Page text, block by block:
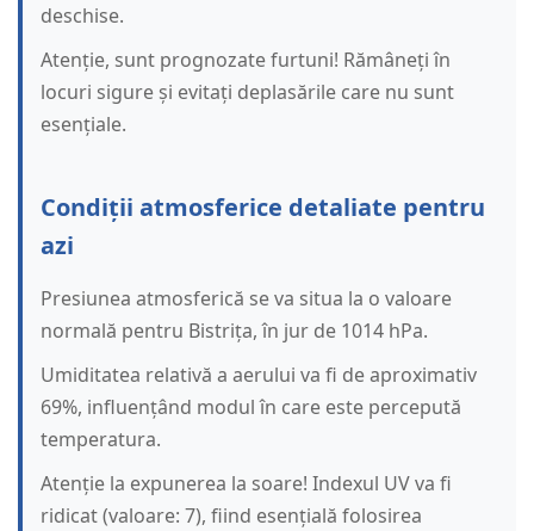
deschise.
Atenție, sunt prognozate furtuni! Rămâneți în
locuri sigure și evitați deplasările care nu sunt
esențiale.
Condiții atmosferice detaliate pentru
azi
Presiunea atmosferică se va situa la o valoare
normală pentru Bistrița, în jur de 1014 hPa.
Umiditatea relativă a aerului va fi de aproximativ
69%, influențând modul în care este percepută
temperatura.
Atenție la expunerea la soare! Indexul UV va fi
ridicat (valoare: 7), fiind esențială folosirea